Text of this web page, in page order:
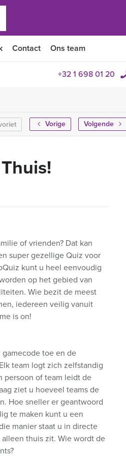
Contact Ons team
+32 1 698 01 20
Vorige
Volgende
of vrienden? Dat kan
super gezellige Quiz voor
kunt u heel eenvoudig
op het gebied van
Wie bezit de meest
iedereen veilig vanuit
is on!
toe en de
team logt zich zelfstandig
persoon of team leidt de
ziet u hoeveel teams de
Hoe sneller er geantwoord
te maken kunt u een
manier staat u in directe
thuis zit. Wie wordt de